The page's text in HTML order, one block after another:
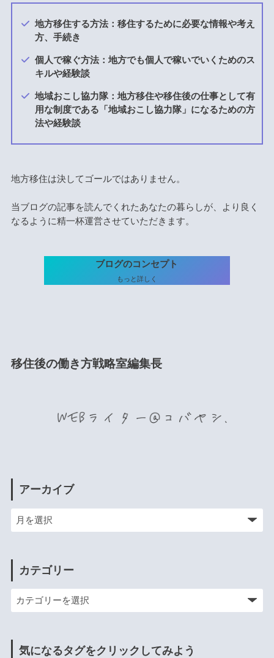
地方移住する方法：移住するために必要な情報や考え
方、手続き
個人で稼ぐ方法：地方でも個人で稼いでいくためのス
キルや経験談
地域おこし協力隊：地方移住や移住後の仕事として有
用な制度である「地域おこし協力隊」になるための方
法や経験談
地方移住は決してゴールではありません。
当ブログの記事を読んでくれたあなたの暮らしが、より良く
なるように精一杯運営させていただきます。
ブログのコンセプト
もっと詳しく
移住後の働き方戦略室編集長
アーカイブ
カテゴリー
気になるタグをクリックしてみよう